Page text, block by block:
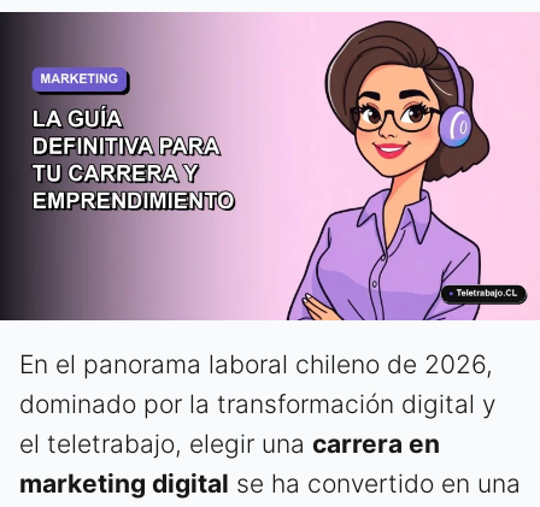
En el panorama laboral chileno de 2026,
dominado por la transformación digital y
el teletrabajo, elegir una carrera en
marketing digital se ha convertido en una